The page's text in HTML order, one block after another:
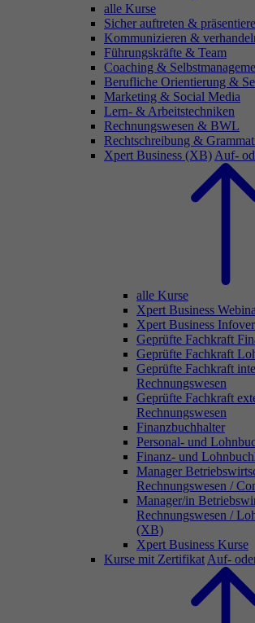
alle Kurse
Sicher auftreten &
Kommunizieren &
Führungskräfte & Team
Coaching &
Berufliche Orientierung &
Marketing & Social Media
Lern- & Arbeitstechniken
Rechnungswesen & BWL
Rechtschreibung &
Xpert Business (XB) Auf-
alle Kurse
Xpert Business
Xpert Business
Geprüfte Fachkraft
Geprüfte Fachkraft
Geprüfte Fachkraft
Rechnungswesen
Geprüfte Fachkraft
Rechnungswesen
Finanzbuchhalter
Personal- und
Finanz- und
Manager
Rechnungswesen /
Manager/in
Rechnungswesen /
(XB)
Xpert Business Kurse
Kurse mit Zertifikat Auf-